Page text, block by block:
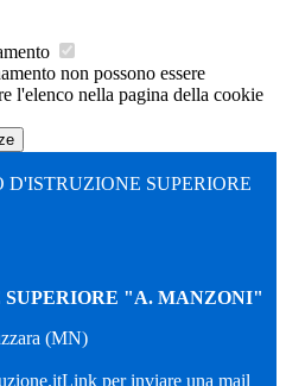
non possono essere
l'elenco nella pagina della cookie
D'ISTRUZIONE SUPERIORE
"A. MANZONI"
(MN)
Link per inviare una mail